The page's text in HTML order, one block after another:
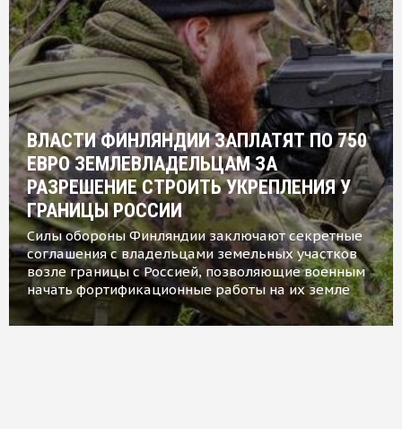
ВЛАСТИ ФИНЛЯНДИИ ЗАПЛАТЯТ ПО 750
ЕВРО ЗЕМЛЕВЛАДЕЛЬЦАМ ЗА
РАЗРЕШЕНИЕ СТРОИТЬ УКРЕПЛЕНИЯ У
ГРАНИЦЫ РОССИИ
Силы обороны Финляндии заключают секретные
соглашения с владельцами земельных участков
возле границы с Россией, позволяющие военным
начать фортификационные работы на их земле